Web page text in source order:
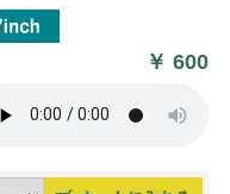
￥600